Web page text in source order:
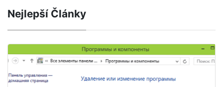
Nejlepší Články